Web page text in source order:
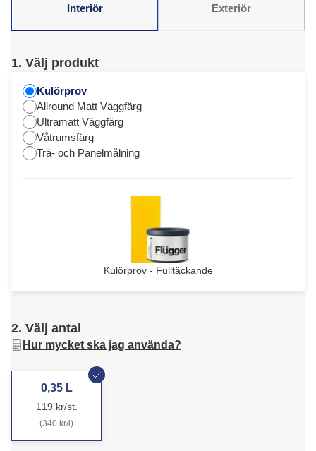
Interiör Exteriör
1. Välj produkt
Kulörprov
Allround Matt Väggfärg
Ultramatt Väggfärg
Våtrumsfärg
Trä- och Panelmålning
Kulörprov - Fulltäckande
2. Välj antal
Hur mycket ska jag använda?
0,35 L
119 kr/st.
(340 kr/l)